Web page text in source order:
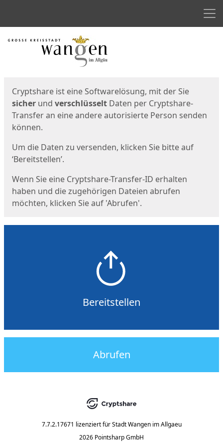
Start
Cryptshare ist eine Softwarelösung, mit der Sie
sicher und verschlüsselt Daten per Cryptshare-
Transfer an eine andere autorisierte Person senden
können.
Um die Daten zu versenden, klicken Sie bitte auf
‘Bereitstellen’.
Wenn Sie eine Cryptshare-Transfer-ID erhalten
haben und die zugehörigen Dateien abrufen
möchten, klicken Sie auf 'Abrufen'.
Bereitstellen
Abrufen
7.7.2.17671 lizenziert für Stadt Wangen im Allgaeu
2026 Pointsharp GmbH